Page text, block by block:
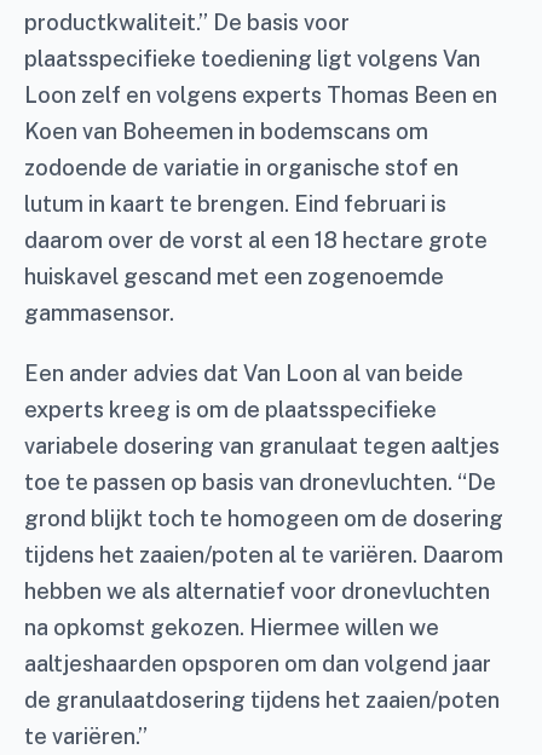
productkwaliteit.” De basis voor
plaatsspecifieke toediening ligt volgens Van
Loon zelf en volgens experts Thomas Been en
Koen van Boheemen in bodemscans om
zodoende de variatie in organische stof en
lutum in kaart te brengen. Eind februari is
daarom over de vorst al een 18 hectare grote
huiskavel gescand met een zogenoemde
gammasensor.
Een ander advies dat Van Loon al van beide
experts kreeg is om de plaatsspecifieke
variabele dosering van granulaat tegen aaltjes
toe te passen op basis van dronevluchten. “De
grond blijkt toch te homogeen om de dosering
tijdens het zaaien/poten al te variëren. Daarom
hebben we als alternatief voor dronevluchten
na opkomst gekozen. Hiermee willen we
aaltjeshaarden opsporen om dan volgend jaar
de granulaatdosering tijdens het zaaien/poten
te variëren.”